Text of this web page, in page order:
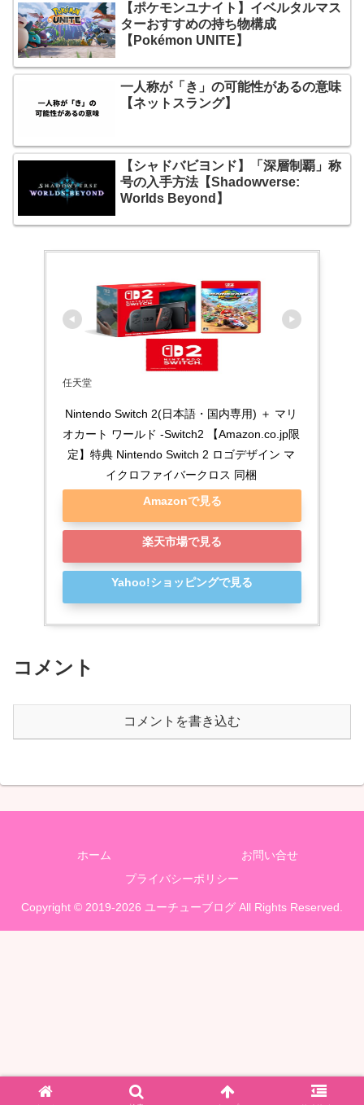
【ポケモンユナイト】イベルタルマス
ターおすすめの持ち物構成
【Pokémon UNITE】
一人称が「き」の可能性があるの意味
【ネットスラング】
【シャドバビヨンド】「深層制覇」称
号の入手方法【Shadowverse:
Worlds Beyond】
任天堂
Nintendo Switch 2(日本語・国内専用) ＋ マリ
オカート ワールド -Switch2 【Amazon.co.jp限
定】特典 Nintendo Switch 2 ロゴデザイン マ
イクロファイバークロス 同梱
Amazonで見る
楽天市場で見る
Yahoo!ショッピングで見る
コメント
コメントを書き込む
ホーム
お問い合せ
プライバシーポリシー
Copyright © 2019-2026 ユーチューブログ All Rights Reserved.